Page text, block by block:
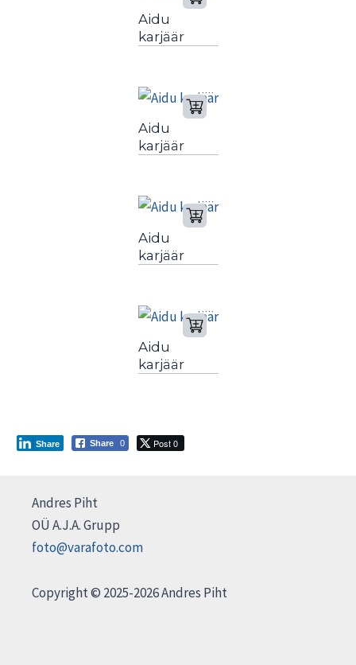
Aidu
karjäär
Aidu
karjäär
Aidu
karjäär
Aidu
karjäär
Share 0 Post 0
Share
Andres Piht
OÜ A.J.A. Grupp
foto@varafoto.com
Copyright © 2025-2026 Andres Piht